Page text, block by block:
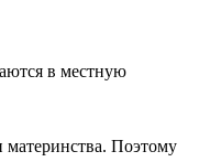
в местную
материнства. Поэтому